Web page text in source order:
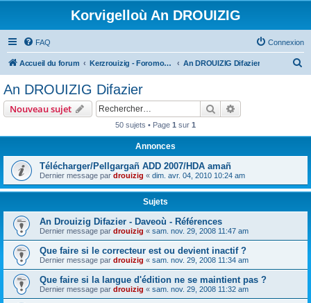
Korvigelloù An DROUIZIG
FAQ Connexion
Accueil du forum Kerzrouizig - Foromoù An Drouizig An DROUIZIG Difazier
e
r
An DROUIZIG Difazier
Nouveau sujet Rechercher
50 sujets • Page 1 sur 1
Annonces
Télécharger/Pellgargañ ADD 2007/HDA amañ
Dernier message par drouizig « dim. avr. 04, 2010 10:24 am
Sujets
An Drouizig Difazier - Daveoù - Références
Dernier message par drouizig « sam. nov. 29, 2008 11:47 am
Que faire si le correcteur est ou devient inactif ?
Dernier message par drouizig « sam. nov. 29, 2008 11:34 am
Que faire si la langue d'édition ne se maintient pas ?
Dernier message par drouizig « sam. nov. 29, 2008 11:32 am